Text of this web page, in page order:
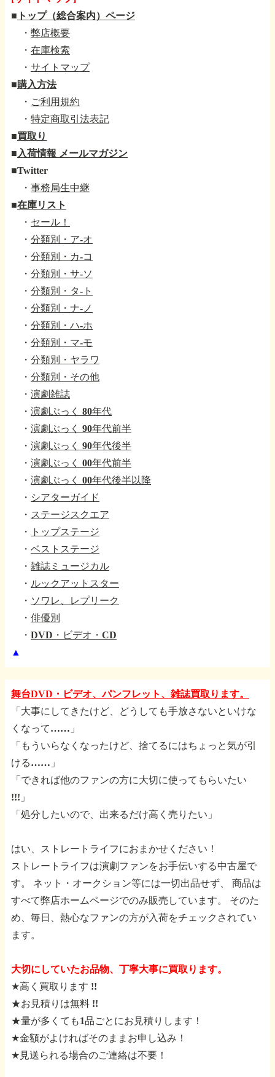
■ トップ（総合案内）ページ
・ 弊店概要
・ 在庫検索
・ サイトマップ
■購入方法
・ ご利用規約
・ 特定商取引法表記
■買取り
■ 入荷情報 メールマガジン
■Twitter
・ 事務局生中継
■在庫リスト
・ セール！
・ 分類別・ア-オ
・ 分類別・カ-コ
・ 分類別・サ-ソ
・ 分類別・タ-ト
・ 分類別・ナ-ノ
・ 分類別・ハ-ホ
・ 分類別・マ-モ
・ 分類別・ヤラワ
・ 分類別・その他
・ 演劇雑誌
・ 演劇ぶっく 80年代
・ 演劇ぶっく 90年代前半
・ 演劇ぶっく 90年代後半
・ 演劇ぶっく 00年代前半
・ 演劇ぶっく 00年代後半以降
・ シアターガイド
・ ステージスクエア
・
トップステージ
・ ベストステージ
・ 雑誌ミュージカル
・ ルックアットスター
・ ソワレ、レプリーク
・ 俳優別
・ DVD・ビデオ・CD
▲
舞台DVD・ビデオ、パンフレット、雑誌買取ります。
「大事にしてきたけど、どうしても手放さないといけな
くなって……」
「もういらなくなったけど、捨てるにはちょっと気が引
ける……」
「できれば他のファンの方に大切に使ってもらいたい
!!!」
「処分したいので、出来るだけ高く売りたい」
はい、ストレートライフにおまかせください！
ストレートライフは演劇ファンをお手伝いする中古屋で
す。
ネット・オークション等には一切出品せず、
商品は
すべて弊店ホームページでのみ販売しています。
そのた
め、毎日、熱心なファンの方が入荷をチェックされてい
ます。
大切にしていたお品物、丁寧大事に買取ります。
★高く買取ります !!
★お見積りは無料 !!
★量が多くても1品ごとにお見積りします！
★金額がよければそのままお申し込み！
★見送られる場合のご連絡は不要！